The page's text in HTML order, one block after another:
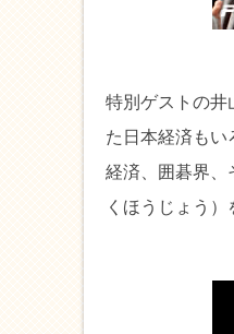
特別ゲストの井
た日本経済も
経済、囲碁界、
くほうじょう）